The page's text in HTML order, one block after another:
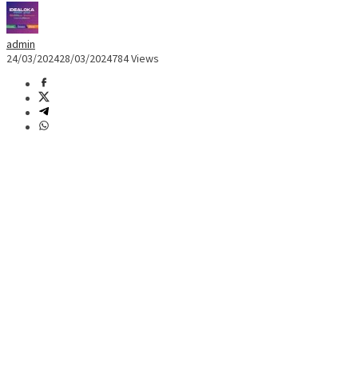
admin
24/03/202428/03/2024784 Views